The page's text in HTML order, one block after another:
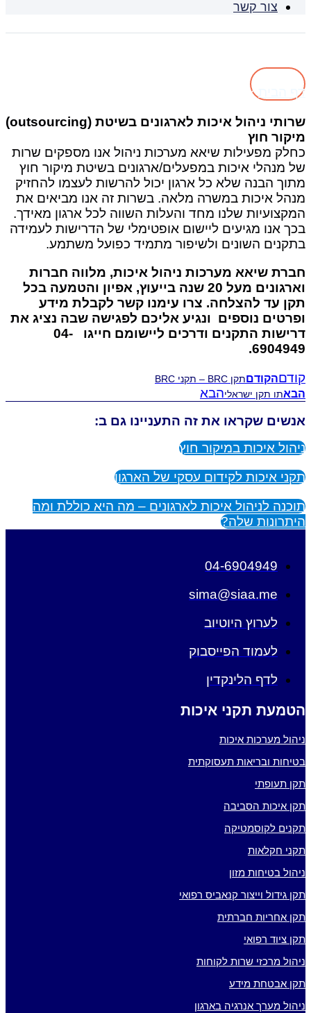
צור קשר
דף הבית »
שרותי ניהול איכות לארגונים בשיטת (outsourcing)
מיקור חוץ
כחלק מפעילות שיאא מערכות ניהול אנו מספקים שרות
של מנהלי איכות במפעלים/ארגונים בשיטת מיקור חוץ
מתוך הבנה שלא כל ארגון יכול להרשות לעצמו להחזיק
מנהל איכות במשרה מלאה. בשרות זה אנו מביאים את
המקצועיות שלנו מחד והעלות השווה לכל ארגון מאידך.
בכך אנו מגיעים ליישום אופטימלי של הדרישות לעמידה
בתקנים השונים ולשיפור מתמיד כפועל משתמע.
חברת שיאא מערכות ניהול איכות, מלווה חברות
וארגונים מעל 20 שנה בייעוץ, אפיון והטמעה בכל
תקן עד להצלחה. צרו עימנו קשר לקבלת מידע
ופרטים נוספים ונגיע אליכם לפגישה שבה נציג את
דרישות התקנים ודרכים ליישומם חייגו 04-
6904949.
קודםהקודםתקן BRC – תקני BRC
הבאתו תקן ישראליהבא
אנשים שקראו את זה התעניינו גם ב:
ניהול איכות במיקור חוץ
תקני איכות לקידום עסקי של הארגון
תוכנה לניהול איכות לארגונים – מה היא כוללת ומה
היתרונות שלה?
04-6904949
sima@siaa.me
לערוץ היוטיוב
לעמוד הפייסבוק
לדף הלינקדין
הטמעת תקני איכות
ניהול מערכות איכות
בטיחות ובריאות תעסוקתית
תקן תעופתי
תקן איכות הסביבה
תקנים לקוסמטיקה
תקני חקלאות
ניהול בטיחות מזון
תקן גידול וייצור קנאביס רפואי
תקן אחריות חברתית
תקן ציוד רפואי
ניהול מרכזי שרות לקוחות
תקן אבטחת מידע
ניהול מערך אנרגיה בארגון